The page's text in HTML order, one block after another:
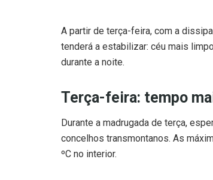
durante a noite.
Durante a madrugada de terça,
ºC no interior.